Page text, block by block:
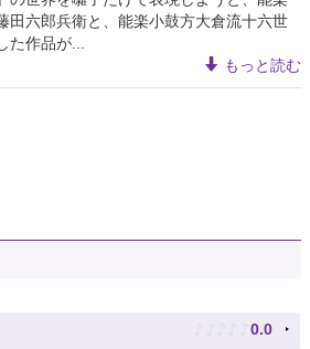
田六郎兵衛と、能楽小鼓方大倉流十六世
作品が...
もっと読む
♪ ♪ ♪ ♪ ♪ 0.0